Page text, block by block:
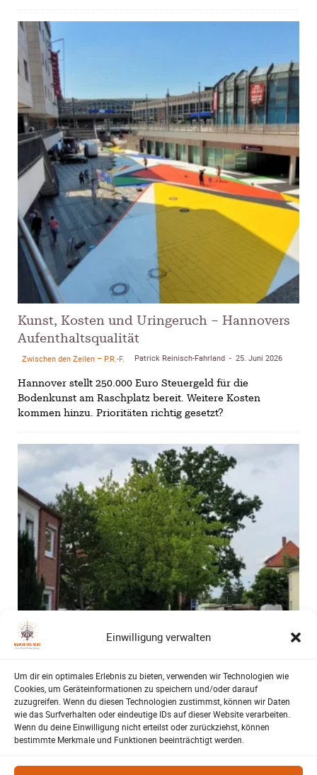
Einwilligung verwalten
Um dir ein optimales Erlebnis zu bieten, verwenden wir Technologien wie
Cookies, um Geräteinformationen zu speichern und/oder darauf
zuzugreifen. Wenn du diesen Technologien zustimmst, können wir Daten
wie das Surfverhalten oder eindeutige IDs auf dieser Website verarbeiten.
Wenn du deine Einwilligung nicht erteilst oder zurückziehst, können
bestimmte Merkmale und Funktionen beeinträchtigt werden.
Kunst, Kosten und Uringeruch – Hannovers
Aufenthaltsqualität
Zwischen den Zeilen – P.R.-F. Patrick Reinisch-Fahrland - 25. Juni 2026
Hannover stellt 250.000 Euro Steuergeld für die
Bodenkunst am Raschplatz bereit. Weitere Kosten
kommen hinzu. Prioritäten richtig gesetzt?
Bürgerbeteiligung – Fahrradstraße Feldstraße